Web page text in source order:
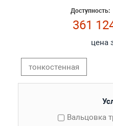
Доступность:
361
цена
тонкостенная
Вальцовка